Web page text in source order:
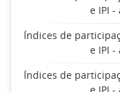
e IPI
Índices de
e IPI
Índices de